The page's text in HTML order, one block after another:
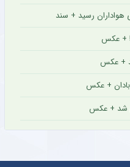
هواداران رسید + سند
+ عکس
+ عکس
شد + عکس